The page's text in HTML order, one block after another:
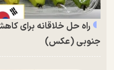
راه حل خلاقانه برای
جنوبی (عکس)